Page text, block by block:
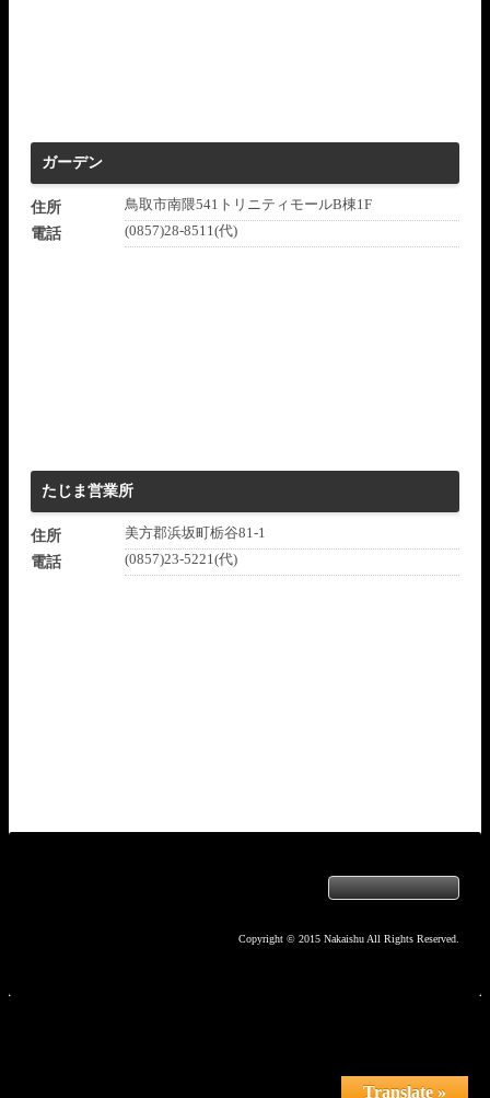
ガーデン
住所
鳥取市南隈541トリニティモールB棟1F
電話
(0857)28-8511(代)
たじま営業所
住所
美方郡浜坂町栃谷81-1
電話
(0857)23-5221(代)
Copyright © 2015 Nakaishu All Rights Reserved.
Translate »